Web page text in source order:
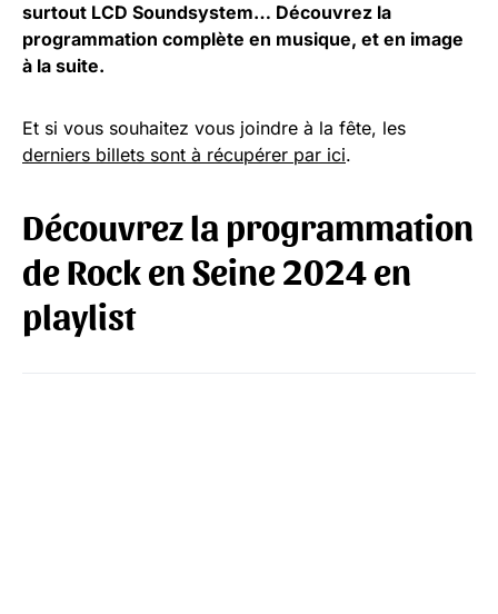
surtout LCD Soundsystem… Découvrez la
programmation complète en musique, et en image
à la suite.
Et si vous souhaitez vous joindre à la fête, les
derniers billets sont à récupérer par ici.
Découvrez la programmation
de Rock en Seine 2024 en
playlist